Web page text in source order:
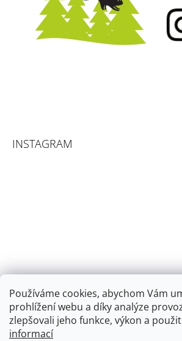
Používáme cookies, abychom Vám
prohlížení webu a díky analýze
zlepšovali jeho funkce, výkon a
informací
INSTAGRAM